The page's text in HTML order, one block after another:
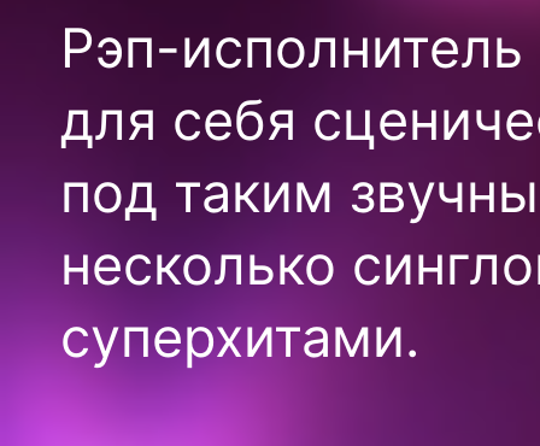
Рэп-
для себя
под таким
несколько
суперхитами.